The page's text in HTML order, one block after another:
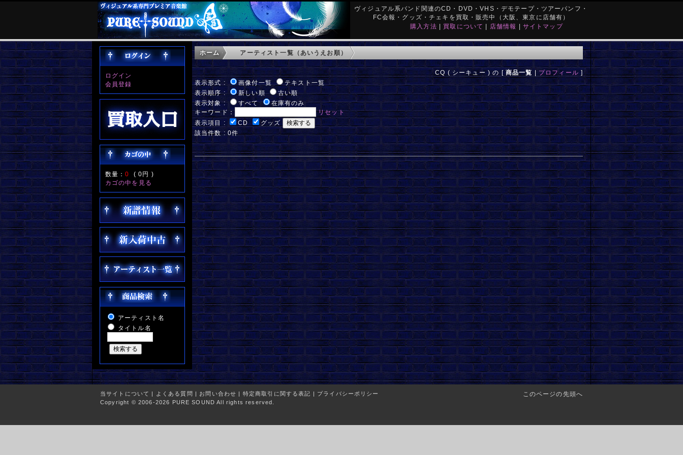
ヴィジュアル系バンド関連のCD・DVD・VHS・デモテープ・ツアーパンフ・
FC会報・グッズ・チェキを買取・販売中（大阪、東京に店舗有）
購入方法 | 買取について | 店舗情報 | サイトマップ
ログイン
会員登録
数量：0 (0円 )
カゴの中を見る
アーティスト名
タイトル名
ホーム アーティスト一覧（あいうえお順）
CQ ( シーキュー ) の [ 商品一覧 | プロフィール ]
表示形式 :
画像付一覧
テキスト一覧
表示順序 :
新しい順
古い順
表示対象 :
すべて
在庫有のみ
キーワード：
リセット
表示項目 :
CD
グッズ
該当件数 : 0件
このページの先頭へ
当サイトについて | よくある質問 | お問い合わせ | 特定商取引に関する表記 | プライバシーポリシー
Copyright © 2006-2026 PURE SOUND All rights reserved.